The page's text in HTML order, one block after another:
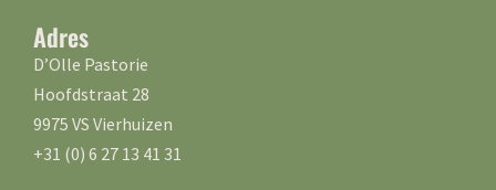
Adres
D’Olle Pastorie
Hoofdstraat 28
9975 VS Vierhuizen
+31 (0) 6 27 13 41 31